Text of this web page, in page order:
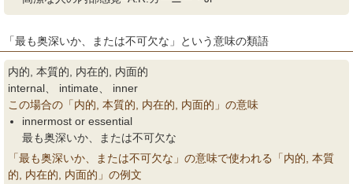
「最も奥深いか、または不可欠な」という意味の類語
内的, 本質的, 内在的, 内面的
internal、 intimate、 inner
この場合の「内的, 本質的, 内在的, 内面的」の意味
innermost or essential
最も奥深いか、または不可欠な
「最も奥深いか、または不可欠な」の意味で使われる「内的, 本質
的, 内在的, 内面的」の例文